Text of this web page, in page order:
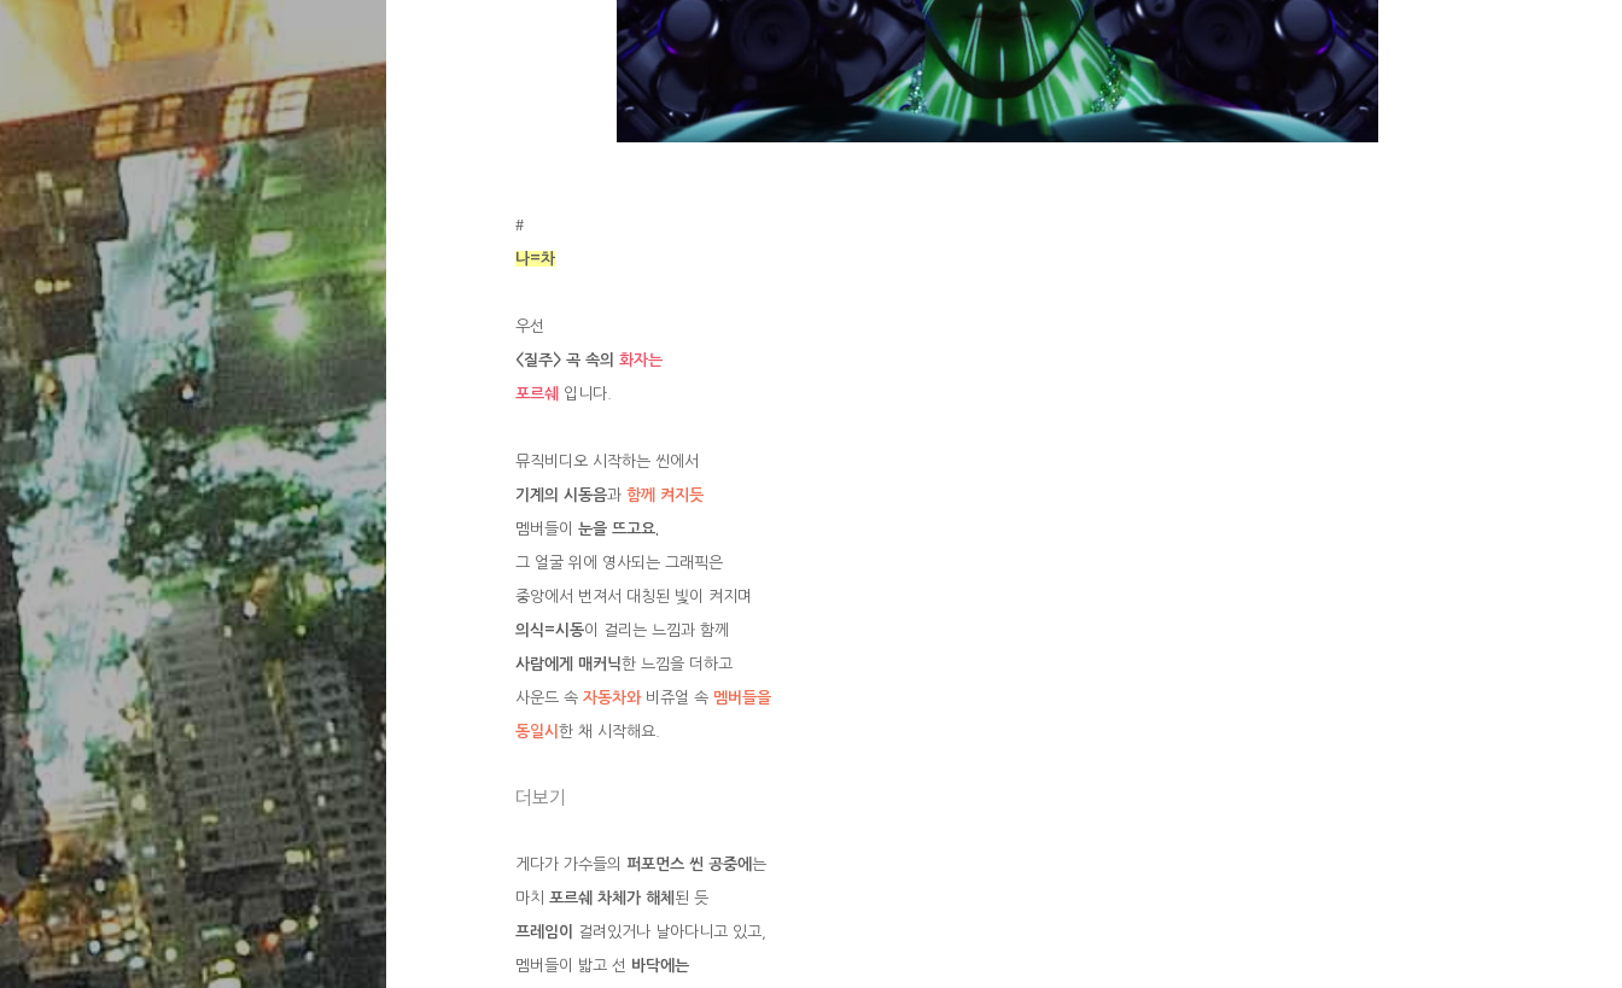
#
나=차
우선
<질주> 곡 속의 화자는
포르쉐 입니다.
뮤직비디오 시작하는 씬에서
기계의 시동음과 함께 켜지듯
멤버들이 눈을 뜨고요.
그 얼굴 위에 영사되는 그래픽은
중앙에서 번져서 대칭된 빛이 켜지며
의식=시동이 걸리는 느낌과 함께
사람에게 매커닉한 느낌을 더하고
사운드 속 자동차와 비쥬얼 속멤버들을
동일시 한 채 시작해요.
더보기
게다가 가수들의 퍼포먼스 씬 공중에 는
마치 포르쉐 차체가 해체 된 듯
프레임이 걸려있거나 날아다니고 있고,
멤버들이 밟고 선 바닥에는